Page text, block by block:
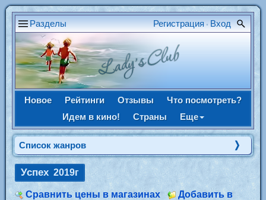
Разделы Регистрация • Вход
Новое Рейтинги Отзывы
Что посмотреть?
Идем в кино!
Страны Еще
Список жанров
Успех 2019г
Сравнить цены в магазинах
Добавить в